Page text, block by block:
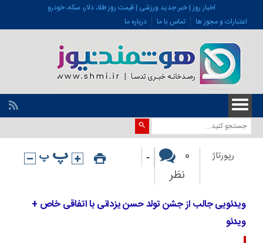
اخبار روز | خبر جدید ورزشی | قیمت روز طلا، دلار، سکه، خودرو
اعتبارات و مجوز ها
تماس با ما درباره ما
رپورتاژ
0
نظر
-
ویدئویی جالب از جشن تولد حسن یزدانی با اتفاقی خاص +
ویدئو